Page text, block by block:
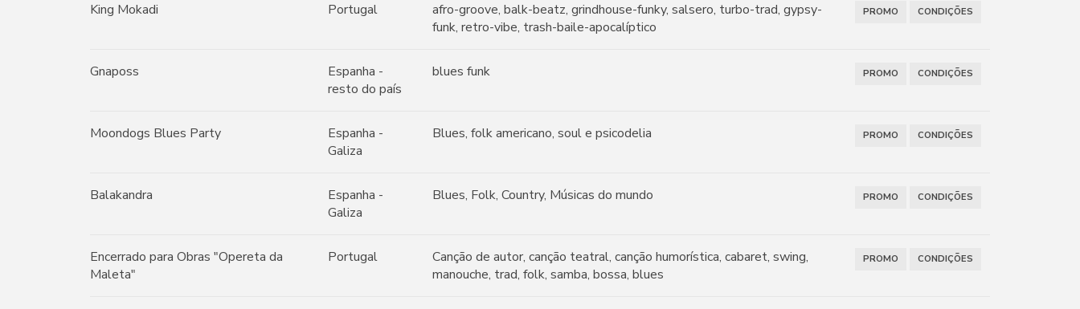
King Mokadi Portugal
afro-groove, balk-beatz, grindhouse-funky, salsero, turbo-trad, gypsy-
funk, retro-vibe, trash-baile-apocalíptico
PROMO CONDIÇÕES
Gnaposs
Espanha -
resto do país
blues funk PROMO CONDIÇÕES
Moondogs Blues Party
Espanha -
Galiza
Blues, folk americano, soul e psicodelia PROMO CONDIÇÕES
Balakandra
Espanha -
Galiza
Blues, Folk, Country, Músicas do mundo PROMO CONDIÇÕES
Encerrado para Obras "Opereta da
Maleta"
Portugal
Canção de autor, canção teatral, canção humorística, cabaret, swing,
manouche, trad, folk, samba, bossa, blues
PROMO CONDIÇÕES